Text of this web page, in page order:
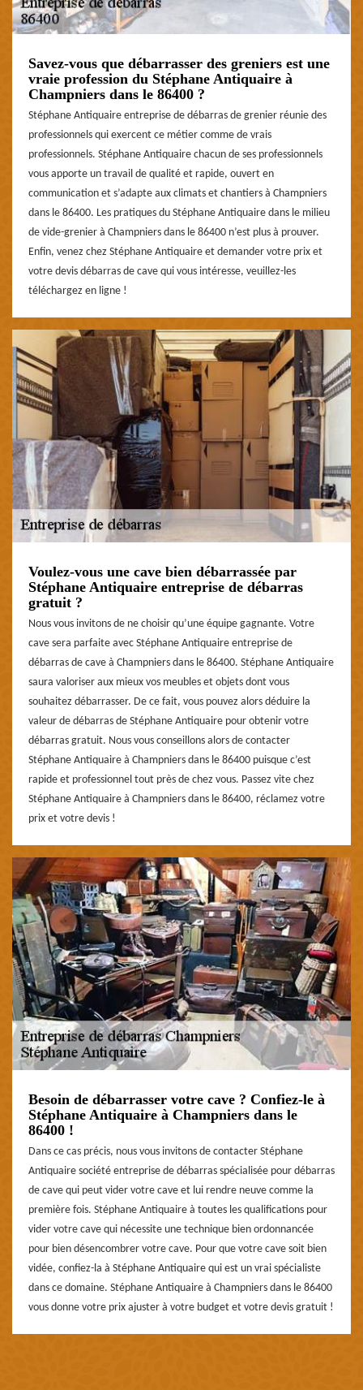
Savez-vous que débarrasser des greniers est une
vraie profession du Stéphane Antiquaire à
Champniers dans le 86400 ?
Stéphane Antiquaire entreprise de débarras de grenier réunie des
professionnels qui exercent ce métier comme de vrais
professionnels. Stéphane Antiquaire chacun de ses professionnels
vous apporte un travail de qualité et rapide, ouvert en
communication et s’adapte aux climats et chantiers à Champniers
dans le 86400. Les pratiques du Stéphane Antiquaire dans le milieu
de vide-grenier à Champniers dans le 86400 n’est plus à prouver.
Enfin, venez chez Stéphane Antiquaire et demander votre prix et
votre devis débarras de cave qui vous intéresse, veuillez-les
téléchargez en ligne !
Voulez-vous une cave bien débarrassée par
Stéphane Antiquaire entreprise de débarras
gratuit ?
Nous vous invitons de ne choisir qu’une équipe gagnante. Votre
cave sera parfaite avec Stéphane Antiquaire entreprise de
débarras de cave à Champniers dans le 86400. Stéphane Antiquaire
saura valoriser aux mieux vos meubles et objets dont vous
souhaitez débarrasser. De ce fait, vous pouvez alors déduire la
valeur de débarras de Stéphane Antiquaire pour obtenir votre
débarras gratuit. Nous vous conseillons alors de contacter
Stéphane Antiquaire à Champniers dans le 86400 puisque c’est
rapide et professionnel tout près de chez vous. Passez vite chez
Stéphane Antiquaire à Champniers dans le 86400, réclamez votre
prix et votre devis !
Besoin de débarrasser votre cave ? Confiez-le à
Stéphane Antiquaire à Champniers dans le
86400 !
Dans ce cas précis, nous vous invitons de contacter Stéphane
Antiquaire société entreprise de débarras spécialisée pour débarras
de cave qui peut vider votre cave et lui rendre neuve comme la
première fois. Stéphane Antiquaire à toutes les qualifications pour
vider votre cave qui nécessite une technique bien ordonnancée
pour bien désencombrer votre cave. Pour que votre cave soit bien
vidée, confiez-la à Stéphane Antiquaire qui est un vrai spécialiste
dans ce domaine. Stéphane Antiquaire à Champniers dans le 86400
vous donne votre prix ajuster à votre budget et votre devis gratuit !